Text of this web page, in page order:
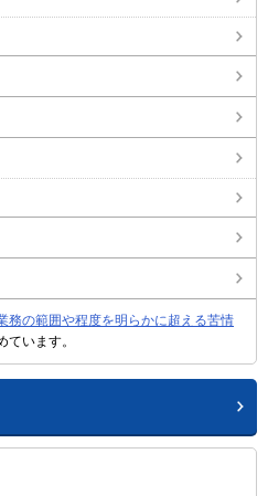
業務の範囲や程度を明らかに超える苦情
ています。